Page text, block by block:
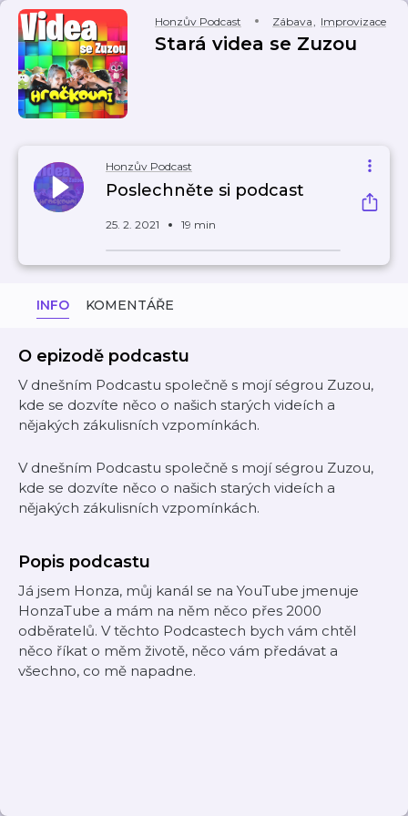
Honzův Podcast Zábava, Improvizace
Stará videa se Zuzou
Honzův Podcast
Poslechněte si podcast
25. 2. 2021 19 min
INFO KOMENTÁŘE
O epizodě podcastu
V dnešním Podcastu společně s mojí ségrou Zuzou,
kde se dozvíte něco o našich starých videích a
nějakých zákulisních vzpomínkách.
V dnešním Podcastu společně s mojí ségrou Zuzou,
kde se dozvíte něco o našich starých videích a
nějakých zákulisních vzpomínkách.
Popis podcastu
Já jsem Honza, můj kanál se na YouTube jmenuje
HonzaTube a mám na něm něco přes 2000
odběratelů. V těchto Podcastech bych vám chtěl
něco říkat o měm životě, něco vám předávat a
všechno, co mě napadne.